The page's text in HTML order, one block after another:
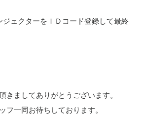
ェクターをＩＤコード登録して最終
きましてありがとうございます。
フ一同お待ちしております。